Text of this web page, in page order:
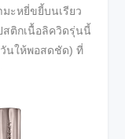
ะหยี่ขยี้บนเรียว
สติกเนื้อลิควิดรุ่นนี้
นให้พอสดชัด) ที่